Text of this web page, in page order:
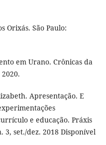
Orixás. São Paulo:
em Urano. Crônicas da
Apresentação. E
e educação. Práxis
3, set./dez. 2018 Disponível